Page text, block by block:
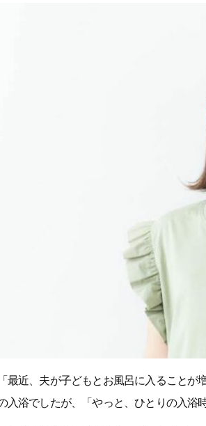
「最近、夫が子どもとお風呂に入ること
入浴でしたが、「やっと、ひとりの入浴